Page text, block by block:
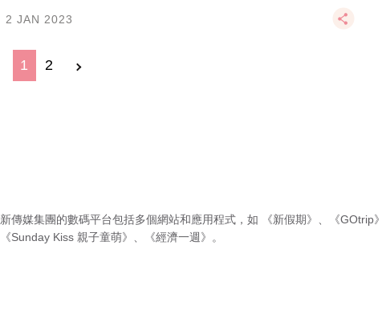
2 JAN 2023
1 2
新傳媒集團的數碼平台包括多個網站和應用程式，如 《新假期》 《GOtrip》
《Sunday Kiss 親子童萌》
《經濟一週》 。